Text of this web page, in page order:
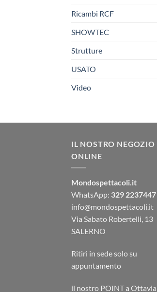
Ricambi RCF
SHOWTEC
Strutture
USATO
Video
IL NOSTRO NEGOZIO
ONLINE
Mondospettacoli.it
WhatsApp: 329 2237447
info@mondospettacoli.it
Via Sabato Robertelli, 13
SALERNO
Ritiri in sede solo su
appuntamento
il nostro POINT a